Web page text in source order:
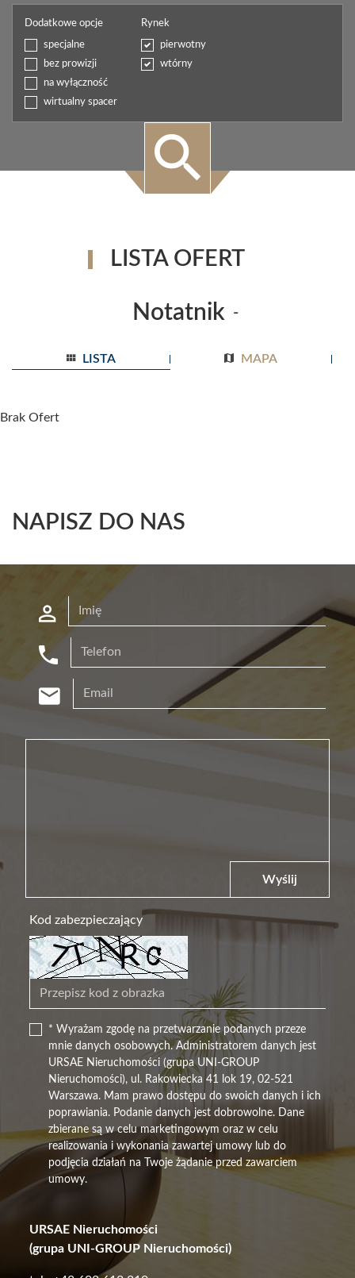
Dodatkowe opcje
specjalne
bez prowizji
na wyłączność
wirtualny spacer
Rynek
pierwotny
wtórny
LISTA OFERT
Notatnik -
LISTA MAPA
Brak Ofert
NAPISZ DO NAS
URSAE Nieruchomości
(grupa UNI-GROUP Nieruchomości)
Wyślij
Kod zabezpieczający
* Wyrażam zgodę na przetwarzanie podanych przeze
mnie danych osobowych. Administratorem danych jest
URSAE Nieruchomości (grupa UNI-GROUP
Nieruchomości), ul. Rakowiecka 41 lok 19, 02-521
Warszawa. Mam prawo dostępu do swoich danych i ich
poprawiania. Podanie danych jest dobrowolne. Dane
zbierane są w celu marketingowym oraz w celu
realizowania i wykonania zawartej umowy lub do
podjęcia działań na Twoje żądanie przed zawarciem
umowy.